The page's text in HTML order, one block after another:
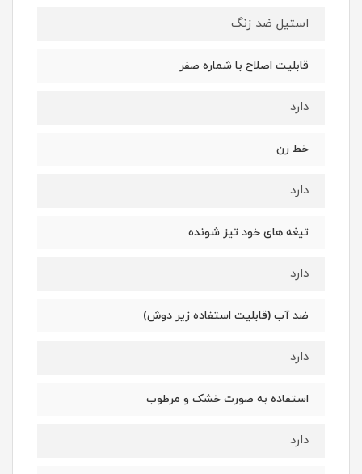
استیل ضد زنگ
قابلیت اصلاح با شماره صفر
دارد
خط زن
دارد
تیغه های خود تیز شونده
دارد
ضد آب (قابلیت استفاده زیر دوش)
دارد
استفاده به صورت خشک و مرطوب
دارد